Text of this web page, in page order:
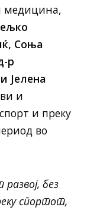
медицина,
Соња
р
Јелена
и
и преку
во
без
спортот,